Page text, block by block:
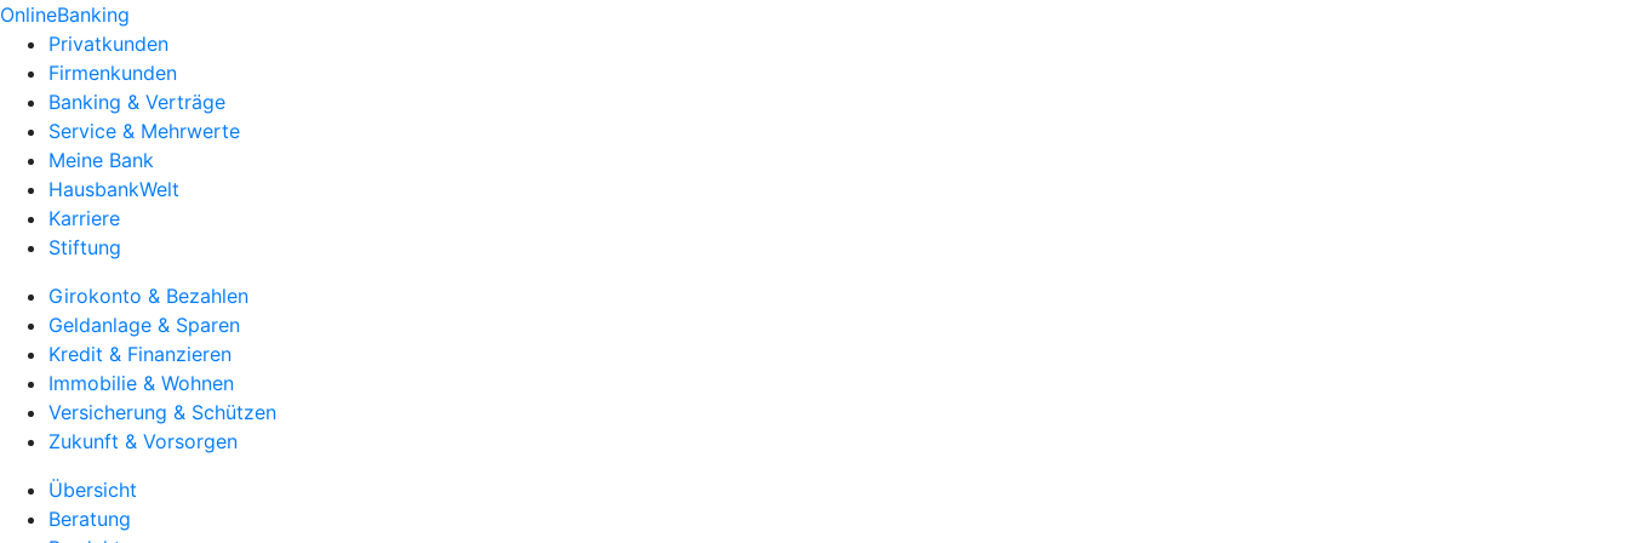
OnlineBanking
Privatkunden
Firmenkunden
Banking & Verträge
Service & Mehrwerte
Meine Bank
HausbankWelt
Karriere
Stiftung
Girokonto & Bezahlen
Geldanlage & Sparen
Kredit & Finanzieren
Immobilie & Wohnen
Versicherung & Schützen
Zukunft & Vorsorgen
Übersicht
Beratung